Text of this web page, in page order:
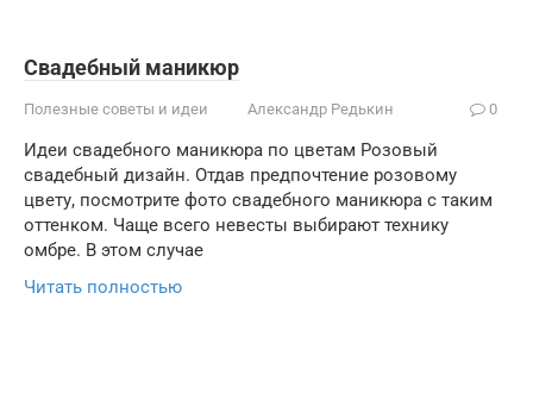
Свадебный маникюр
Полезные советы и идеи Александр Редькин 0
Идеи свадебного маникюра по цветам Розовый
свадебный дизайн. Отдав предпочтение розовому
цвету, посмотрите фото свадебного маникюра с таким
оттенком. Чаще всего невесты выбирают технику
омбре. В этом случае
Читать полностью